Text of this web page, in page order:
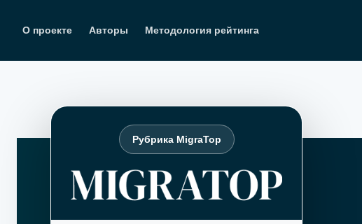
О проекте Авторы Методология рейтинга
Рубрика MigraTop